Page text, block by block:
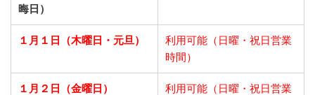
晦日）
１月１日（木曜日・元旦）
利用可能（日曜・祝日営業
時間）
１月２日（金曜日）
利用可能（日曜・祝日営業